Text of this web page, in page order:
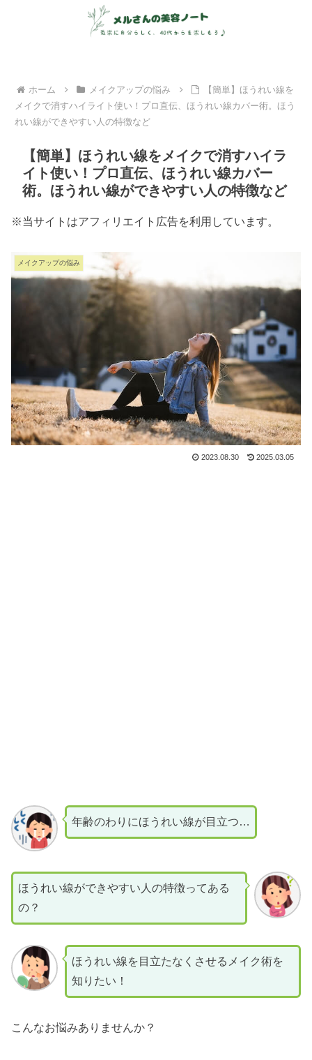
ホーム メイクアップの悩み
【簡単】ほうれい線を
メイクで消すハイライト使い！プロ直伝、ほうれい線カバー術。ほう
れい線ができやすい人の特徴など
【簡単】ほうれい線をメイクで消すハイラ
イト使い！プロ直伝、ほうれい線カバー
術。ほうれい線ができやすい人の特徴など
※当サイトはアフィリエイト広告を利用しています。
メイクアップの悩み
2023.08.30 2025.03.05
年齢のわりにほうれい線が目立つ…
ほうれい線ができやすい人の特徴ってある
の？
ほうれい線を目立たなくさせるメイク術を
知りたい！
こんなお悩みありませんか？